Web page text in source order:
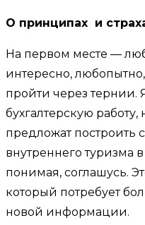
О принципах и
На первом месте —
интересно,
пройти через тернии.
бухгалтерскую
предложат построить
внутреннего туризма
понимая, соглашусь.
который потребует
новой информации.